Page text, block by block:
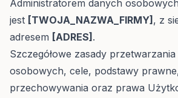
Administratorem danych
jest [TWOJA_NAZWA_FIRMY] , z
adresem [ADRES] .
Szczegółowe zasady
osobowych, cele, podstawy
przechowywania oraz prawa